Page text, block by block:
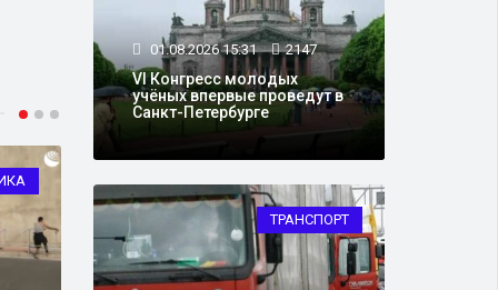
01.08.2026 15:31 2147
VI Конгресс молодых
учёных впервые проведут в
Санкт-Петербурге
ТРАНСПОРТ